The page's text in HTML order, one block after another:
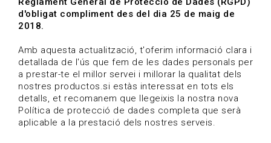
Estigues al dia
Convocatòries, activitats i notícies del sector de la
cultura.
d'obligat compliment des del dia 25 de maig de
2018.
Amb aquesta actualització, t'oferim informació clara i
detallada de l'ús que fem de les dades personals per
a prestar-te el millor servei i millorar la qualitat dels
nostres productos.si estàs interessat en tots els
detalls, et recomanem que llegeixis la nostra nova
Política de protecció de dades completa que serà
aplicable a la prestació dels nostres serveis.